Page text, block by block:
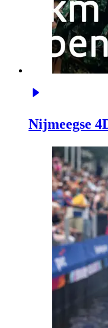
Nijmeegse